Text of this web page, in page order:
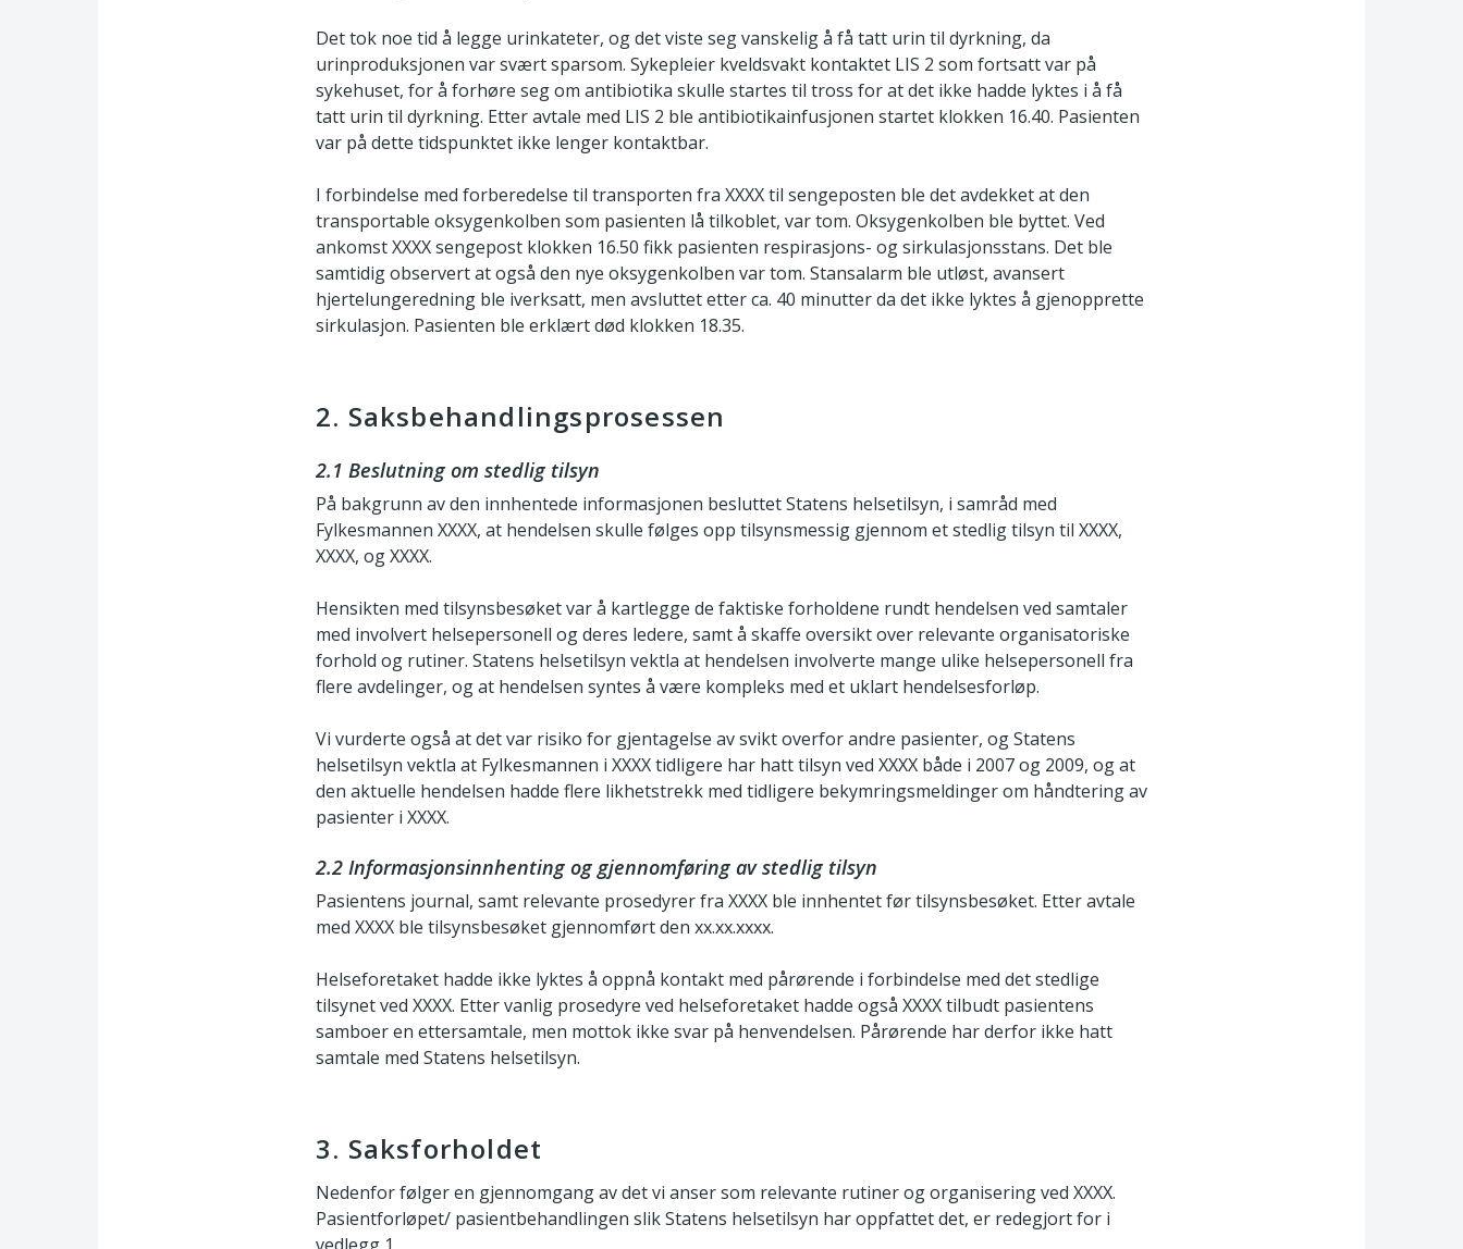
Det tok noe tid å legge urinkateter, og det viste seg vanskelig å få tatt urin til dyrkning, da
urinproduksjonen var svært sparsom. Sykepleier kveldsvakt kontaktet LIS 2 som fortsatt var på
sykehuset, for å forhøre seg om antibiotika skulle startes til tross for at det ikke hadde lyktes i å få
tatt urin til dyrkning. Etter avtale med LIS 2 ble antibiotikainfusjonen startet klokken 16.40. Pasienten
var på dette tidspunktet ikke lenger kontaktbar.
I forbindelse med forberedelse til transporten fra XXXX til sengeposten ble det avdekket at den
transportable oksygenkolben som pasienten lå tilkoblet, var tom. Oksygenkolben ble byttet. Ved
ankomst XXXX sengepost klokken 16.50 fikk pasienten respirasjons- og sirkulasjonsstans. Det ble
samtidig observert at også den nye oksygenkolben var tom. Stansalarm ble utløst, avansert
hjertelungeredning ble iverksatt, men avsluttet etter ca. 40 minutter da det ikke lyktes å gjenopprette
sirkulasjon. Pasienten ble erklært død klokken 18.35.
2. Saksbehandlingsprosessen
2.1 Beslutning om stedlig tilsyn
På bakgrunn av den innhentede informasjonen besluttet Statens helsetilsyn, i samråd med
Fylkesmannen XXXX, at hendelsen skulle følges opp tilsynsmessig gjennom et stedlig tilsyn til XXXX,
XXXX, og XXXX.
Hensikten med tilsynsbesøket var å kartlegge de faktiske forholdene rundt hendelsen ved samtaler
med involvert helsepersonell og deres ledere, samt å skaffe oversikt over relevante organisatoriske
forhold og rutiner. Statens helsetilsyn vektla at hendelsen involverte mange ulike helsepersonell fra
flere avdelinger, og at hendelsen syntes å være kompleks med et uklart hendelsesforløp.
Vi vurderte også at det var risiko for gjentagelse av svikt overfor andre pasienter, og Statens
helsetilsyn vektla at Fylkesmannen i XXXX tidligere har hatt tilsyn ved XXXX både i 2007 og 2009, og at
den aktuelle hendelsen hadde flere likhetstrekk med tidligere bekymringsmeldinger om håndtering av
pasienter i XXXX.
2.2 Informasjonsinnhenting og gjennomføring av stedlig tilsyn
Pasientens journal, samt relevante prosedyrer fra XXXX ble innhentet før tilsynsbesøket. Etter avtale
med XXXX ble tilsynsbesøket gjennomført den xx.xx.xxxx.
Helseforetaket hadde ikke lyktes å oppnå kontakt med pårørende i forbindelse med det stedlige
tilsynet ved XXXX. Etter vanlig prosedyre ved helseforetaket hadde også XXXX tilbudt pasientens
samboer en ettersamtale, men mottok ikke svar på henvendelsen. Pårørende har derfor ikke hatt
samtale med Statens helsetilsyn.
3. Saksforholdet
Nedenfor følger en gjennomgang av det vi anser som relevante rutiner og organisering ved XXXX.
Pasientforløpet/ pasientbehandlingen slik Statens helsetilsyn har oppfattet det, er redegjort for i